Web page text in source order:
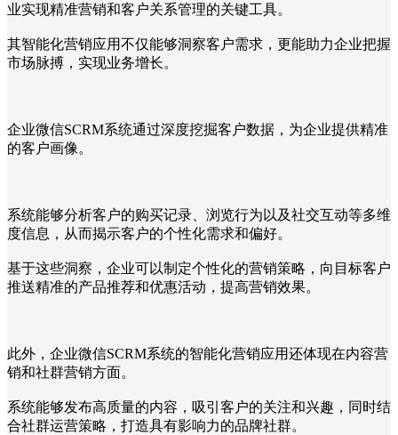
业实现精准营销和客户关系管理的关键工具。
其智能化营销应用不仅能够洞察客户需求，更能助力企业把握
市场脉搏，实现业务增长。
企业微信SCRM系统通过深度挖掘客户数据，为企业提供精准
的客户画像。
系统能够分析客户的购买记录、浏览行为以及社交互动等多维
度信息，从而揭示客户的个性化需求和偏好。
基于这些洞察，企业可以制定个性化的营销策略，向目标客户
推送精准的产品推荐和优惠活动，提高营销效果。
此外，企业微信SCRM系统的智能化营销应用还体现在内容营
销和社群营销方面。
系统能够发布高质量的内容，吸引客户的关注和兴趣，同时结
合社群运营策略，打造具有影响力的品牌社群。